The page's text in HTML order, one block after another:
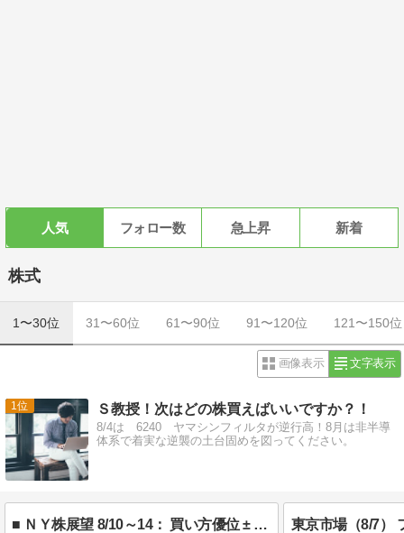
人気 フォロー数 急上昇 新着
株式
1〜30位 31〜60位 61〜90位 91〜120位 121〜150位
画像表示 文字表示
1 Ｓ教授！次はどの株買えばいいですか？！
8/4は 6240 ヤマシンフィルタが逆行高！8月は非半導
体系で着実な逆襲の土台固めを図ってください。
■ ＮＹ株展望 8/10～14： 買い方優位 ± 金融政策見通し